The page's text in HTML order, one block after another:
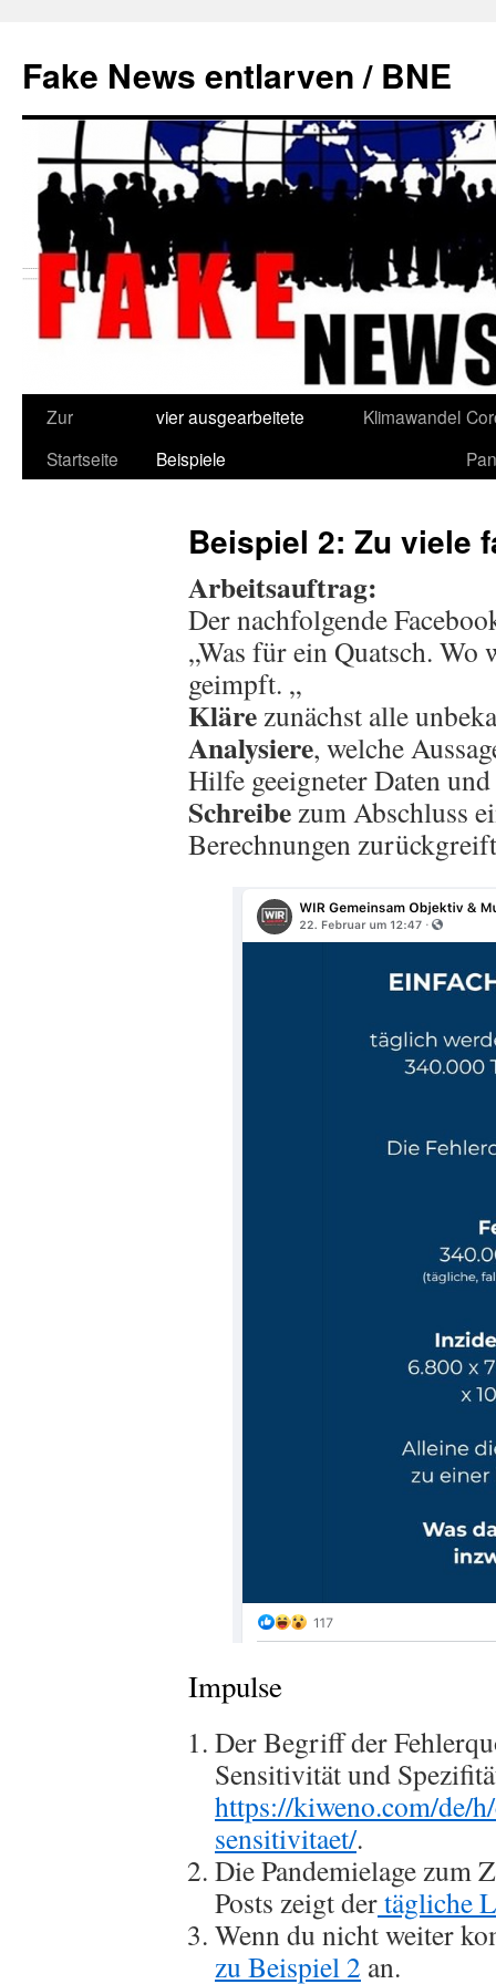
springen
Fake News entlarven / BNE
Zur
Startseite
vier ausgearbeitete
Beispiele
Klimawandel
Beispiel 2: Zu viele
Arbeitsauftrag:
Der nachfolgende
„Was für ein Quatsch.
geimpft. „
Klärezunächst alle
Analysiere, welche
Hilfe geeigneter Daten
Schreibezum Abschluss
Berechnungen
Impulse
Der Begriff der
Sensitivität und
https://kiweno.com/de/
sensitivitaet/.
Die Pandemielage zum
Posts zeigt dertägliche
Wenn du nicht weiter
zu Beispiel 2 an.